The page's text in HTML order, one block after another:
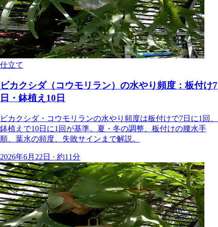
仕立て
ビカクシダ（コウモリラン）の水やり頻度：板付け7
日・鉢植え10日
ビカクシダ・コウモリランの水やり頻度は板付けで7日に1回、
鉢植えで10日に1回が基準。夏・冬の調整、板付けの腰水手
順、葉水の頻度、失敗サインまで解説。
2026年6月22日 · 約11分